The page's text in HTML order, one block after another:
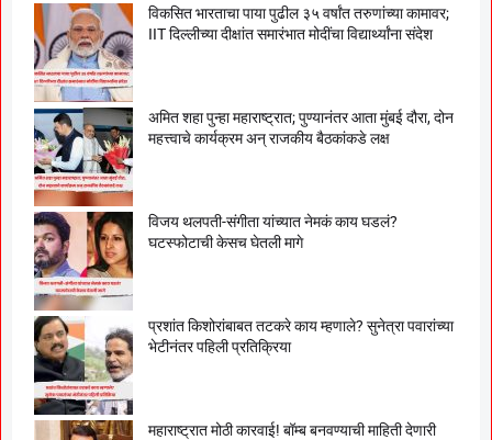
विकसित भारताचा पाया पुढील ३५ वर्षांत तरुणांच्या कामावर;
IIT दिल्लीच्या दीक्षांत समारंभात मोदींचा विद्यार्थ्यांना संदेश
अमित शहा पुन्हा महाराष्ट्रात; पुण्यानंतर आता मुंबई दौरा, दोन
महत्त्वाचे कार्यक्रम अन् राजकीय बैठकांकडे लक्ष
विजय थलपती-संगीता यांच्यात नेमकं काय घडलं?
घटस्फोटाची केसच घेतली मागे
प्रशांत किशोरांबाबत तटकरे काय म्हणाले? सुनेत्रा पवारांच्या
भेटीनंतर पहिली प्रतिक्रिया
महाराष्ट्रात मोठी कारवाई! बॉम्ब बनवण्याची माहिती देणारी